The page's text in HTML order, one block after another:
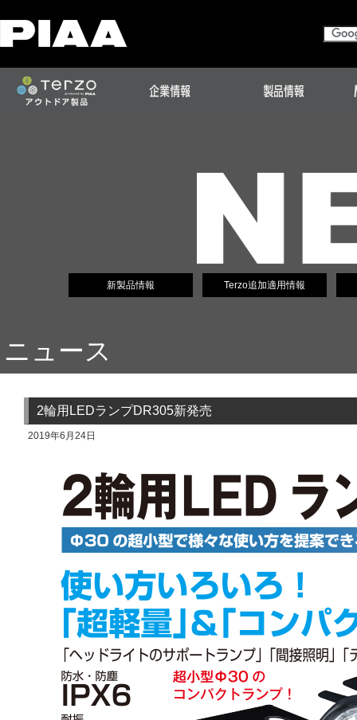
新製品情報 Terzo追加適用情報
ニュース
2輪用LEDランプDR305新発売
2019年6月24日